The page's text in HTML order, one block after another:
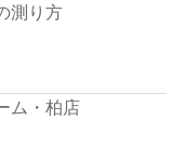
測り方
ム・柏店